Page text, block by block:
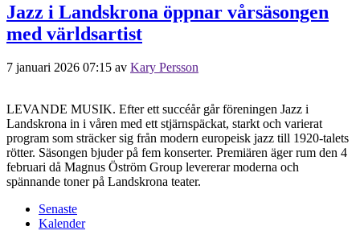
Jazz i Landskrona öppnar vårsäsongen
med världsartist
7 januari 2026 07:15 av Kary Persson
LEVANDE MUSIK. Efter ett succéår går föreningen Jazz i
Landskrona in i våren med ett stjärnspäckat, starkt och varierat
program som sträcker sig från modern europeisk jazz till 1920-talets
rötter. Säsongen bjuder på fem konserter. Premiären äger rum den 4
februari då Magnus Öström Group levererar moderna och
spännande toner på Landskrona teater.
Senaste
Kalender